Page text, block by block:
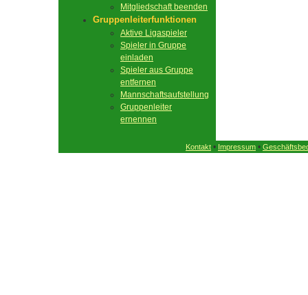
Mitgliedschaft beenden
Gruppenleiterfunktionen
Aktive Ligaspieler
Spieler in Gruppe
einladen
Spieler aus Gruppe
entfernen
Mannschaftsaufstellung
Gruppenleiter
ernennen
Kontakt • Impressum •